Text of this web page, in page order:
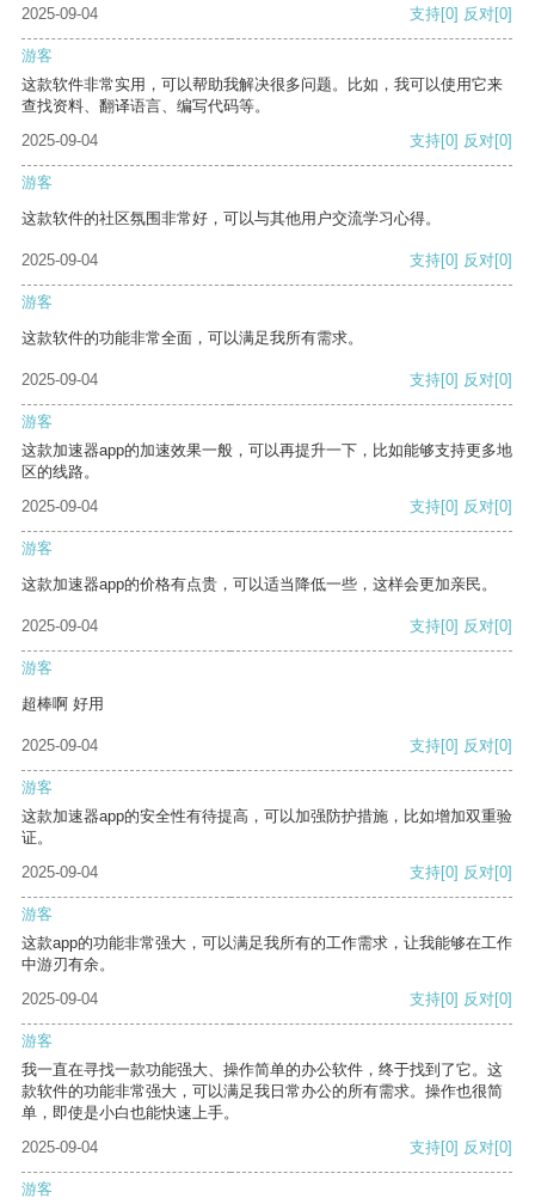
2025-09-04 支持[0] 反对[0]
游客
这款软件非常实用，可以帮助我解决很多问题。比如，我可以使用它来
查找资料、翻译语言、编写代码等。
2025-09-04
支持[0] 反对[0]
游客
这款软件的社区氛围非常好，可以与其他用户交流学习心得。
2025-09-04 支持[0] 反对[0]
游客
这款软件的功能非常全面，可以满足我所有需求。
2025-09-04 支持[0] 反对[0]
游客
这款加速器app的加速效果一般，可以再提升一下，比如能够支持更多地
区的线路。
2025-09-04
支持[0] 反对[0]
游客
这款加速器app的价格有点贵，可以适当降低一些，这样会更加亲民。
2025-09-04 支持[0] 反对[0]
游客
超棒啊 好用
2025-09-04 支持[0] 反对[0]
游客
这款加速器app的安全性有待提高，可以加强防护措施，比如增加双重验
证。
2025-09-04
支持[0] 反对[0]
游客
这款app的功能非常强大，可以满足我所有的工作需求，让我能够在工作
中游刃有余。
2025-09-04
支持[0] 反对[0]
游客
我一直在寻找一款功能强大、操作简单的办公软件，终于找到了它。这
款软件的功能非常强大，可以满足我日常办公的所有需求。操作也很简
单，即使是小白也能快速上手。
2025-09-04
支持[0] 反对[0]
游客